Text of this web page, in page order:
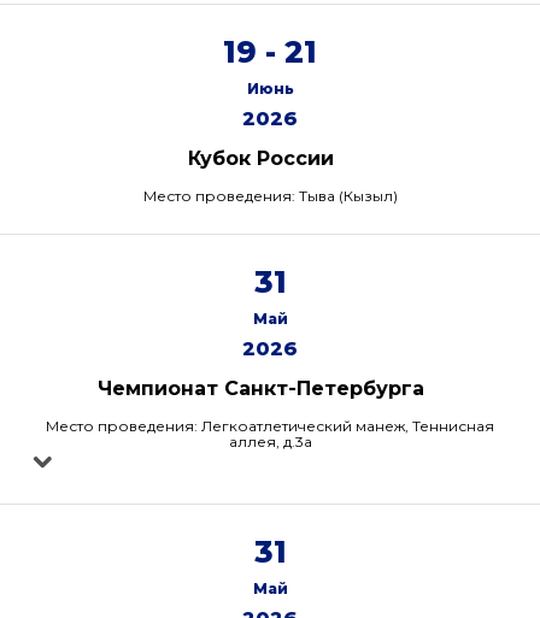
19 - 21
Июнь
2026
Кубок России
Место проведения: Тыва (Кызыл)
31
Май
2026
Чемпионат Санкт-Петербурга
Место проведения: Легкоатлетический манеж, Теннисная
аллея, д.3а
31
Май